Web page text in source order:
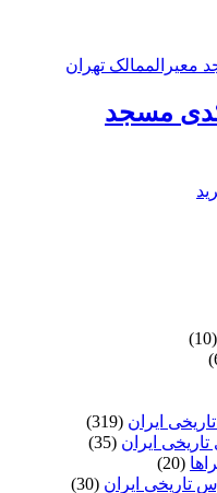
مسجد
(10)
ایران (319)
تاریخی ایران (35)
(20)
تاریخی ایران (30)